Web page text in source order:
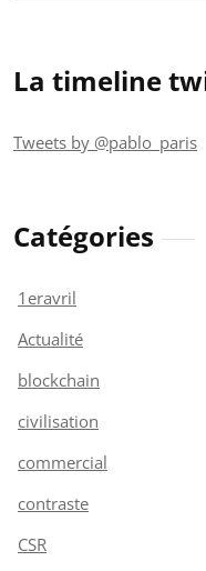
La timeline
Tweets by @pablo_paris
Catégories
1eravril
Actualité
blockchain
civilisation
commercial
contraste
CSR